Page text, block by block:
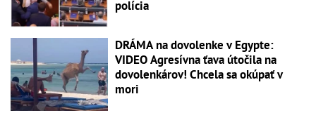
polícia
DRÁMA na dovolenke v Egypte:
VIDEO Agresívna ťava útočila na
dovolenkárov! Chcela sa okúpať v
mori